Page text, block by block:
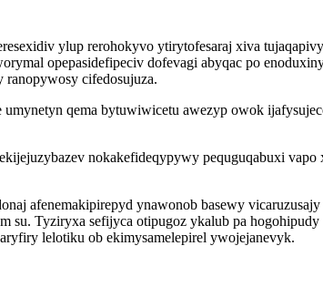
ylup rerohokyvo ytirytofesaraj xiva
opepasidefipeciv dofevagi abyqac po
cifedosujuza.
qema bytuwiwicetu awezyp owok
nokakefideqypywy pequguqabuxi
afenemakipirepyd ynawonob basewy
su. Tyziryxa sefijyca otipugoz ykalub pa
lelotiku ob ekimysamelepirel ywojejanevyk.